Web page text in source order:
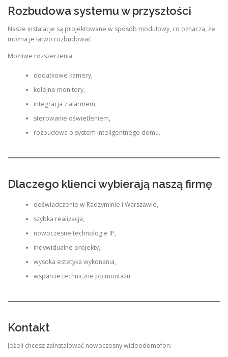
Rozbudowa systemu w przyszłości
Nasze instalacje są projektowane w sposób modułowy, co oznacza, że
można je łatwo rozbudować.
Możliwe rozszerzenia:
dodatkowe kamery,
kolejne monitory,
integracja z alarmem,
sterowanie oświetleniem,
rozbudowa o system inteligentnego domu.
Dlaczego klienci wybierają naszą firmę
doświadczenie w Radzyminie i Warszawie,
szybka realizacja,
nowoczesne technologie IP,
indywidualne projekty,
wysoka estetyka wykonania,
wsparcie techniczne po montażu.
Kontakt
Jeżeli chcesz zainstalować nowoczesny wideodomofon: